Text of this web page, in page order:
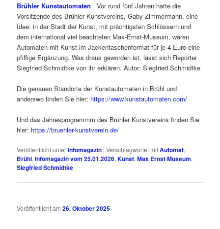
Brühler Kunstautomaten
Vor rund fünf Jahren hatte die
Vorsitzende des Brühler Kunstvereins, Gaby Zimmermann, eine
Idee: in der Stadt der Kunst, mit prächtigsten Schlössern und
dem international viel beachteten Max-Ernst-Museum, wären
Automaten mit Kunst im Jackentaschenformat für je 4 Euro eine
pfiffige Ergänzung. Was draus geworden ist, lässt sich Reporter
Siegfried Schmidtke von ihr erklären. Autor: Siegfried Schmidtke
Die genauen Standorte der Kunstautomaten in Brühl und
anderswo finden Sie hier: https://www.kunstautomaten.com/
Und das Jahresprogrammm des Brühler Kunstvereins finden Sie
hier: https://bruehler-kunstverein.de/
Veröffentlicht unterInfomagazin |Verschlagwortet mitAutomat,
Brühl,Infomagazin vom 25.01.2026,Kunst,Max Ernst Museum,
Siegfried Schmidtke
Veröffentlicht am26. Oktober 2025